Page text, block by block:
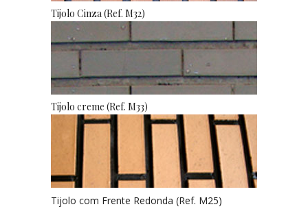
Tijolo Cinza (Ref. M32)
Tijolo creme (Ref. M33)
Tijolo com Frente Redonda (Ref. M25)